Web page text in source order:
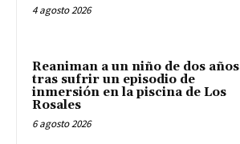
4 agosto 2026
Reaniman a un niño de dos años
tras sufrir un episodio de
inmersión en la piscina de Los
Rosales
6 agosto 2026